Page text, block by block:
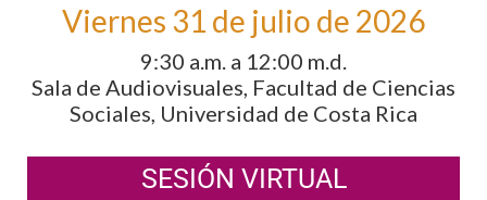
Viernes 31 de julio de 2026
9:30 a.m. a 12:00 m.d.
Sala de Audiovisuales, Facultad de Ciencias
Sociales, Universidad de Costa Rica
SESIÓN VIRTUAL